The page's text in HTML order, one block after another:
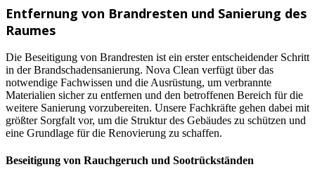
Entfernung von Brandresten und Sanierung des
Raumes
Die Beseitigung von Brandresten ist ein erster entscheidender Schritt
in der Brandschadensanierung. Nova Clean verfügt über das
notwendige Fachwissen und die Ausrüstung, um verbrannte
Materialien sicher zu entfernen und den betroffenen Bereich für die
weitere Sanierung vorzubereiten. Unsere Fachkräfte gehen dabei mit
größter Sorgfalt vor, um die Struktur des Gebäudes zu schützen und
eine Grundlage für die Renovierung zu schaffen.
Beseitigung von Rauchgeruch und Sootrückständen